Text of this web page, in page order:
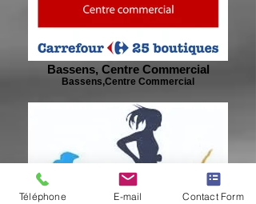
Bassens, Centre Commercial
Bassens,Centre Commercial
Téléphone E-mail Contact Form